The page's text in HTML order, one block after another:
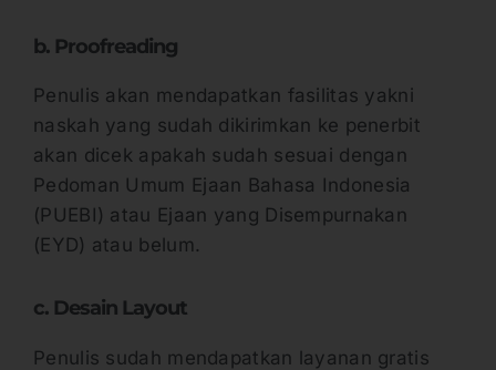
b. Proofreading
Penulis akan mendapatkan fasilitas yakni
naskah yang sudah dikirimkan ke penerbit
akan dicek apakah sudah sesuai dengan
Pedoman Umum Ejaan Bahasa Indonesia
(PUEBI) atau Ejaan yang Disempurnakan
(EYD) atau belum.
c. Desain Layout
Penulis sudah mendapatkan layanan gratis